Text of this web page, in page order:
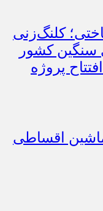
کلنگ‌زنی
سنگین کشور
پروژه
اقساطی